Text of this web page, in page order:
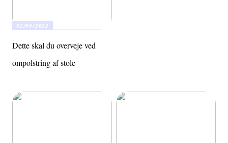
02/06/2022
Dette skal du overveje ved
ompolstring af stole